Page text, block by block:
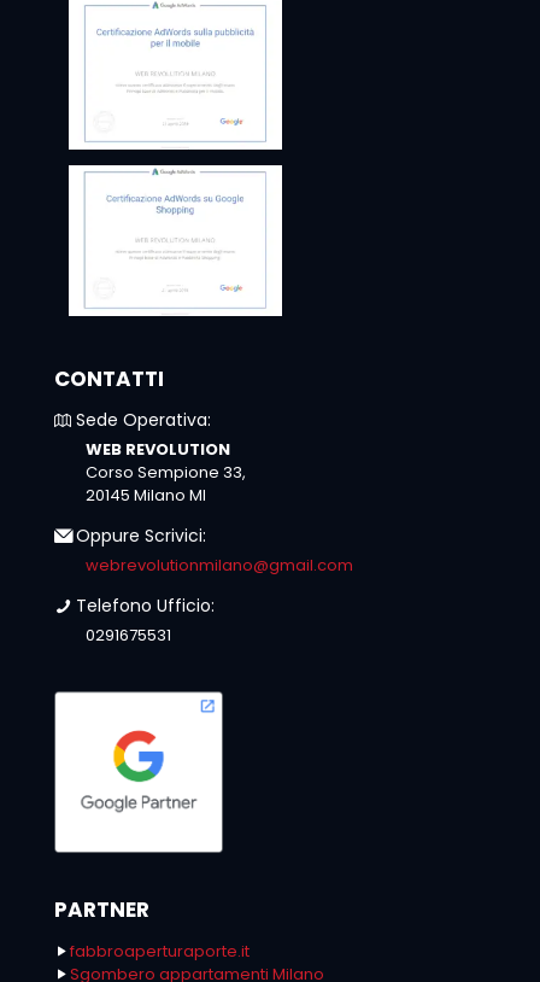
CONTATTI
Sede Operativa:
WEB REVOLUTION
Corso Sempione 33,
20145 Milano MI
Oppure Scrivici:
webrevolutionmilano@gmail.com
Telefono Ufficio:
0291675531
PARTNER
fabbroaperturaporte.it
Sgombero appartamenti Milano